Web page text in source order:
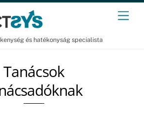
és hatékonyság specialista
Tanácsok